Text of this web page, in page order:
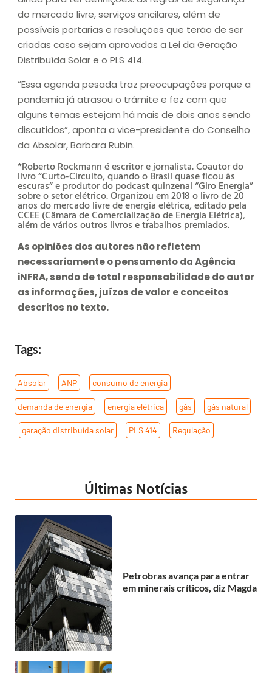
do mercado livre, serviços ancilares, além de
possíveis portarias e resoluções que terão de ser
criadas caso sejam aprovadas a Lei da Geração
Distribuída Solar e o PLS 414.
“Essa agenda pesada traz preocupações porque a
pandemia já atrasou o trâmite e fez com que
alguns temas estejam há mais de dois anos sendo
discutidos”, aponta a vice-presidente do Conselho
da Absolar, Barbara Rubin.
*Roberto Rockmann é escritor e jornalista. Coautor do
livro “Curto-Circuito, quando o Brasil quase ficou às
escuras” e produtor do podcast quinzenal “Giro Energia”
sobre o setor elétrico. Organizou em 2018 o livro de 20
anos do mercado livre de energia elétrica, editado pela
CCEE (Câmara de Comercialização de Energia Elétrica),
além de vários outros livros e trabalhos premiados.
As opiniões dos autores não refletem
necessariamente o pensamento da Agência
iNFRA, sendo de total responsabilidade do autor
as informações, juízos de valor e conceitos
descritos no texto.
Tags:
Absolar ANP consumo de energia
demanda de energia energia elétrica gás gás natural
geração distribuída solar PLS 414 Regulação
Últimas Notícias
Petrobras avança para entrar
em minerais críticos, diz Magda